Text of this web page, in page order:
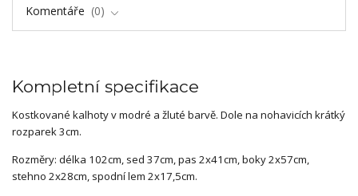
Komentáře
0
Kompletní specifikace
Kostkované kalhoty v modré a žluté barvě. Dole na nohavicích krátký
rozparek 3cm.
Rozměry: délka 102cm, sed 37cm, pas 2x41cm, boky 2x57cm,
stehno 2x28cm, spodní lem 2x17,5cm.